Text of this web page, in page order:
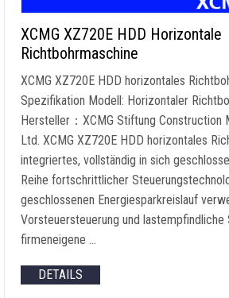
XCMG XZ720E HDD Horizontale
Richtbohrmaschine
XCMG XZ720E HDD horizontales
Spezifikation Modell: Horizontaler
Hersteller：XCMG Stiftung Construction
Ltd. XCMG XZ720E HDD horizontales
integriertes, vollständig in sich
Reihe fortschrittlicher
geschlossenen Energiesparkreislauf
Vorsteuersteuerung und lastempfindliche
firmeneigene …
DETAILS